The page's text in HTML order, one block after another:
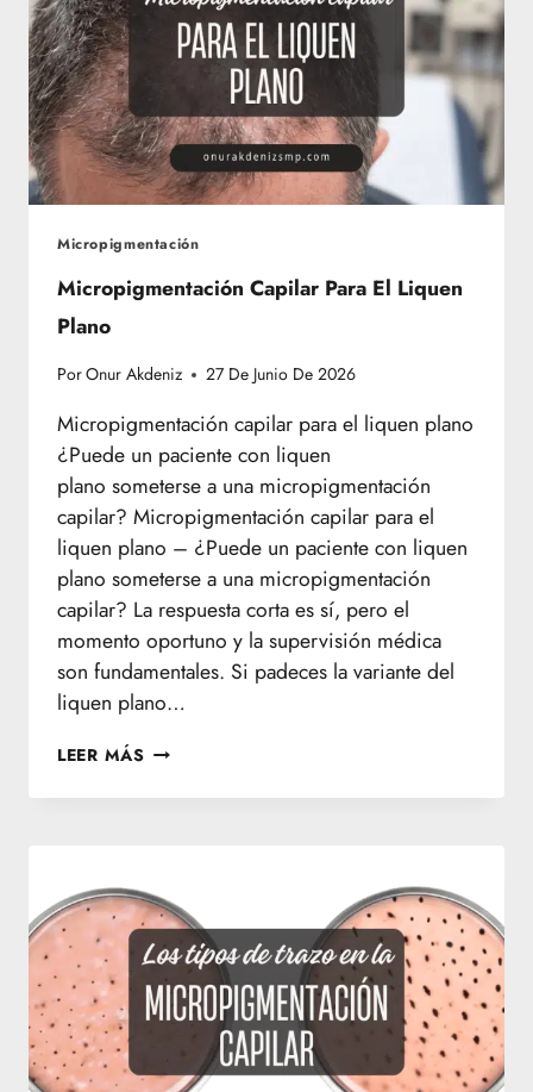
Micropigmentación
Micropigmentación Capilar Para El Liquen
Plano
PorOnur Akdeniz 27 De Junio De 2026
Micropigmentación capilar para el liquen plano
¿Puede un paciente con liquen
plano someterse a una micropigmentación
capilar? Micropigmentación capilar para el
liquen plano – ¿Puede un paciente con liquen
plano someterse a una micropigmentación
capilar? La respuesta corta es sí, pero el
momento oportuno y la supervisión médica
son fundamentales. Si padeces la variante del
liquen plano…
LEER MÁS MICROPIGMENTACIÓN
PARA